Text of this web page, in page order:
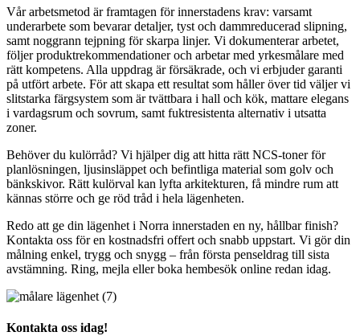
Vår arbetsmetod är framtagen för innerstadens krav: varsamt
underarbete som bevarar detaljer, tyst och dammreducerad slipning,
samt noggrann tejpning för skarpa linjer. Vi dokumenterar arbetet,
följer produktrekommendationer och arbetar med yrkesmålare med
rätt kompetens. Alla uppdrag är försäkrade, och vi erbjuder garanti
på utfört arbete. För att skapa ett resultat som håller över tid väljer vi
slitstarka färgsystem som är tvättbara i hall och kök, mattare elegans
i vardagsrum och sovrum, samt fuktresistenta alternativ i utsatta
zoner.
Behöver du kulörråd? Vi hjälper dig att hitta rätt NCS-toner för
planlösningen, ljusinsläppet och befintliga material som golv och
bänkskivor. Rätt kulörval kan lyfta arkitekturen, få mindre rum att
kännas större och ge röd tråd i hela lägenheten.
Redo att ge din lägenhet i Norra innerstaden en ny, hållbar finish?
Kontakta oss för en kostnadsfri offert och snabb uppstart. Vi gör din
målning enkel, trygg och snygg – från första penseldrag till sista
avstämning. Ring, mejla eller boka hembesök online redan idag.
Kontakta oss idag!